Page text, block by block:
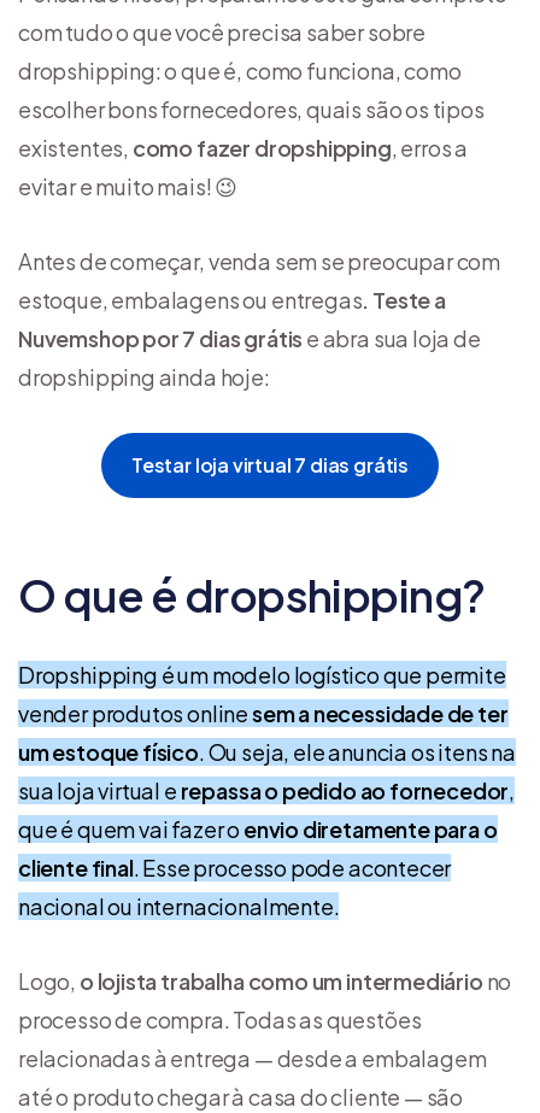
com tudo o que você precisa saber sobre
dropshipping: o que é, como funciona, como
escolher bons fornecedores, quais são os tipos
existentes, como fazer dropshipping, erros a
evitar e muito mais! 😉
Antes de começar, venda sem se preocupar com
estoque, embalagens ou entregas. Teste a
Nuvemshop por 7 dias grátis e abra sua loja de
dropshipping ainda hoje:
Testar loja virtual 7 dias grátis
O que é dropshipping?
Dropshipping é um modelo logístico que permite
vender produtos onlinesem a necessidade de ter
um estoque físico. Ou seja, ele anuncia os itens na
sua loja virtual e repassa o pedido ao fornecedor,
que é quem vai fazer o envio diretamente para o
cliente final. Esse processo pode acontecer
nacional ou internacionalmente.
Logo, o lojista trabalha como um intermediário no
processo de compra. Todas as questões
relacionadas à entrega — desde a embalagem
até o produto chegar à casa do cliente — são